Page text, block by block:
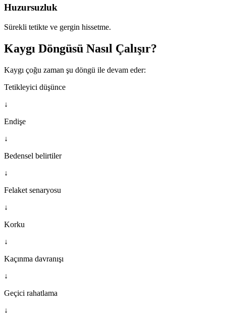
Huzursuzluk
Sürekli tetikte ve gergin hissetme.
Kaygı Döngüsü Nasıl Çalışır?
Kaygı çoğu zaman şu döngü ile devam eder:
Tetikleyici düşünce
↓
Endişe
↓
Bedensel belirtiler
↓
Felaket senaryosu
↓
Korku
↓
Kaçınma davranışı
↓
Geçici rahatlama
↓